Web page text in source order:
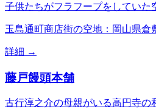
子供たちがフラフープをしていた
玉島通町商店街の空地：岡山県倉
詳細 →
藤戸饅頭本舗
古行淳之介の母親がいる高円寺の